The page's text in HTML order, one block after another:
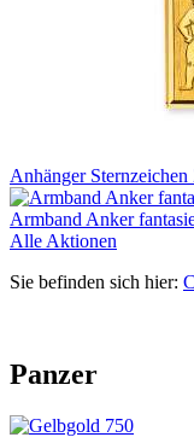
Anhänger
Armband Anker
Alle Aktionen
Sie befinden sich hier:
Panzer